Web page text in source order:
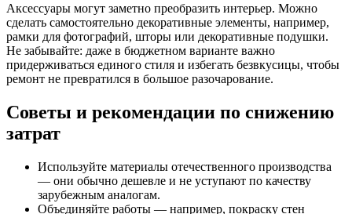
Аксессуары могут заметно преобразить интерьер. Можно
сделать самостоятельно декоративные элементы, например,
рамки для фотографий, шторы или декоративные подушки.
Не забывайте: даже в бюджетном варианте важно
придерживаться единого стиля и избегать безвкусицы, чтобы
ремонт не превратился в большое разочарование.
Советы и рекомендации по снижению
затрат
Используйте материалы отечественного производства
— они обычно дешевле и не уступают по качеству
зарубежным аналогам.
Объединяйте работы — например, покраску стен